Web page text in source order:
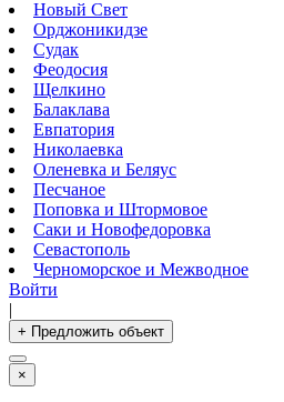
Новый Свет
Орджоникидзе
Судак
Феодосия
Щелкино
Балаклава
Евпатория
Николаевка
Оленевка и Беляус
Песчаное
Поповка и Штормовое
Саки и Новофедоровка
Севастополь
Черноморское и Межводное
Войти
|
+ Предложить объект
×